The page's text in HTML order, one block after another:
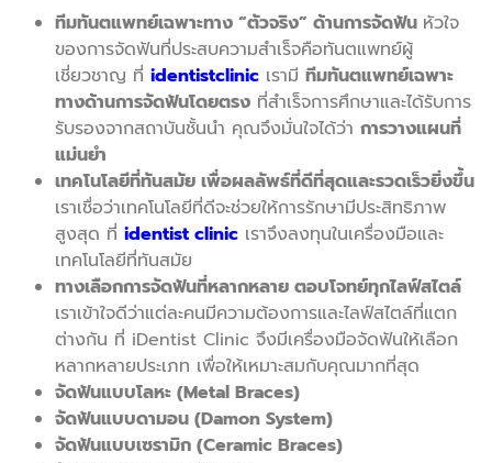
ทีมทันตแพทย์เฉพาะทาง “ตัวจริง” ด้านการจัดฟัน หัวใจ
ของการจัดฟันที่ประสบความสำเร็จคือทันตแพทย์ผู้
เชี่ยวชาญ ที่ identistclinic เรามี ทีมทันตแพทย์เฉพาะ
ทางด้านการจัดฟันโดยตรง ที่สำเร็จการศึกษาและได้รับการ
รับรองจากสถาบันชั้นนำ คุณจึงมั่นใจได้ว่า การวางแผนที่
แม่นยำ
เทคโนโลยีที่ทันสมัย เพื่อผลลัพธ์ที่ดีที่สุดและรวดเร็วยิ่งขึ้น
เราเชื่อว่าเทคโนโลยีที่ดีจะช่วยให้การรักษามีประสิทธิภาพ
สูงสุด ที่ identist clinic เราจึงลงทุนในเครื่องมือและ
เทคโนโลยีที่ทันสมัย
ทางเลือกการจัดฟันที่หลากหลาย ตอบโจทย์ทุกไลฟ์สไตล์
เราเข้าใจดีว่าแต่ละคนมีความต้องการและไลฟ์สไตล์ที่แตก
ต่างกัน ที่ iDentist Clinic จึงมีเครื่องมือจัดฟันให้เลือก
หลากหลายประเภท เพื่อให้เหมาะสมกับคุณมากที่สุด
จัดฟันแบบโลหะ (Metal Braces)
จัดฟันแบบดามอน (Damon System)
จัดฟันแบบเซรามิก (Ceramic Braces)